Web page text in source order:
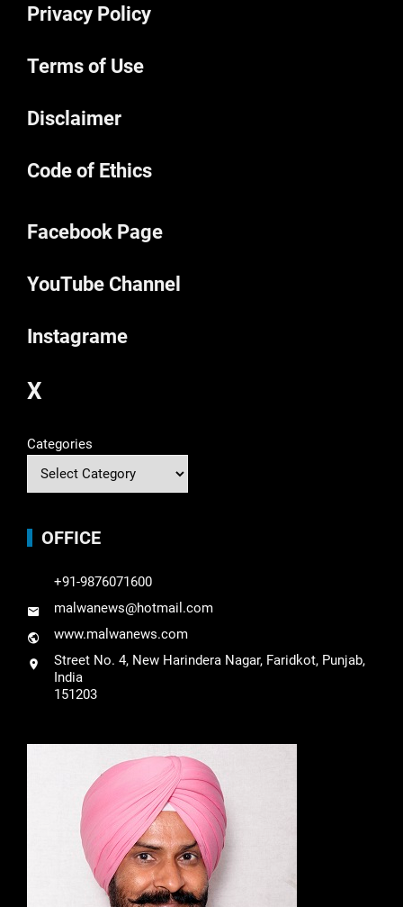
Privacy Policy
Terms of Use
Disclaimer
Code of Ethics
Facebook Page
YouTube Channel
Instagrame
X
Categories
OFFICE
+91-9876071600
malwanews@hotmail.com
www.malwanews.com
Street No. 4, New Harindera Nagar, Faridkot, Punjab,
India
151203